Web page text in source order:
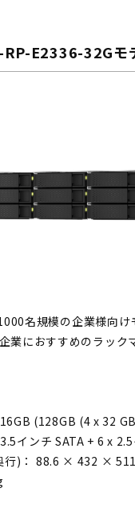
E2336-32Gモ
名規模の企業様向け
業におすすめのラック
(128GB (4 x 32
インチ SATA + 6 x
行)： 88.6 × 432 ×